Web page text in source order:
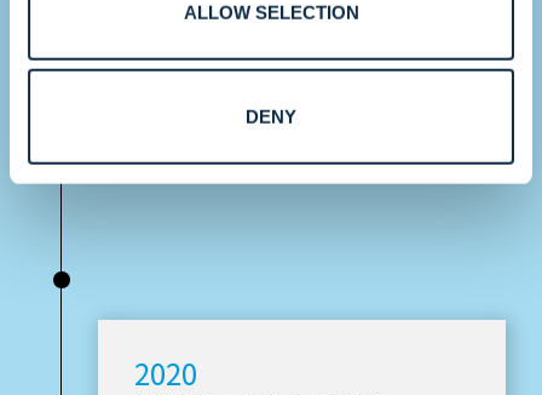
ALLOW SELECTION
DENY
기술 센터(CTC) 설립을 통해 컨버진트는 다
제공하는 역량을 강화하고 있습니다.
•
2020